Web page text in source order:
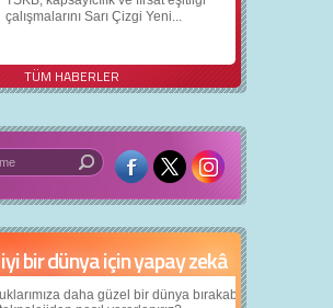
çalışmalarını Sarı Çizgi Yeni...
TÜM HABERLER
dünya için yapay zekâ
daha güzel bir dünya bırakabilmek